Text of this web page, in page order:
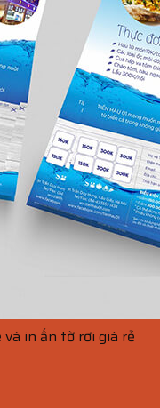
in ấn tờ rơi giá rẻ